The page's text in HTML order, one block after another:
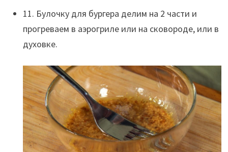
11. Булочку для бургера делим на 2 части и
прогреваем в аэрогриле или на сковороде, или в
духовке.